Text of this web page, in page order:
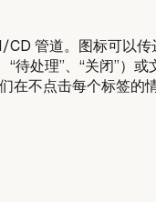
管道。图标可以传达
处理”、“关闭”）或
不点击每个标签的